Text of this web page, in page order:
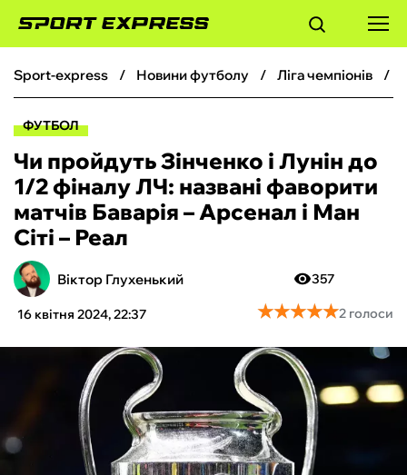
ФУТБОЛ
БОКС
ХОКЕЙ
ТЕНІС
КІБЕРСПОРТ
ЧС-2026
ФУТЗАЛ
sport-express новини футболу ліга чемпіонів
ФУТБОЛ
Чи пройдуть Зінченко і Лунін до
1/2 фіналу ЛЧ: названі фаворити
матчів Баварія – Арсенал і Ман
Сіті – Реал
Віктор Глухенький
16 квітня 2024, 22:37
357
★★★★★
★★★★★2 голоси